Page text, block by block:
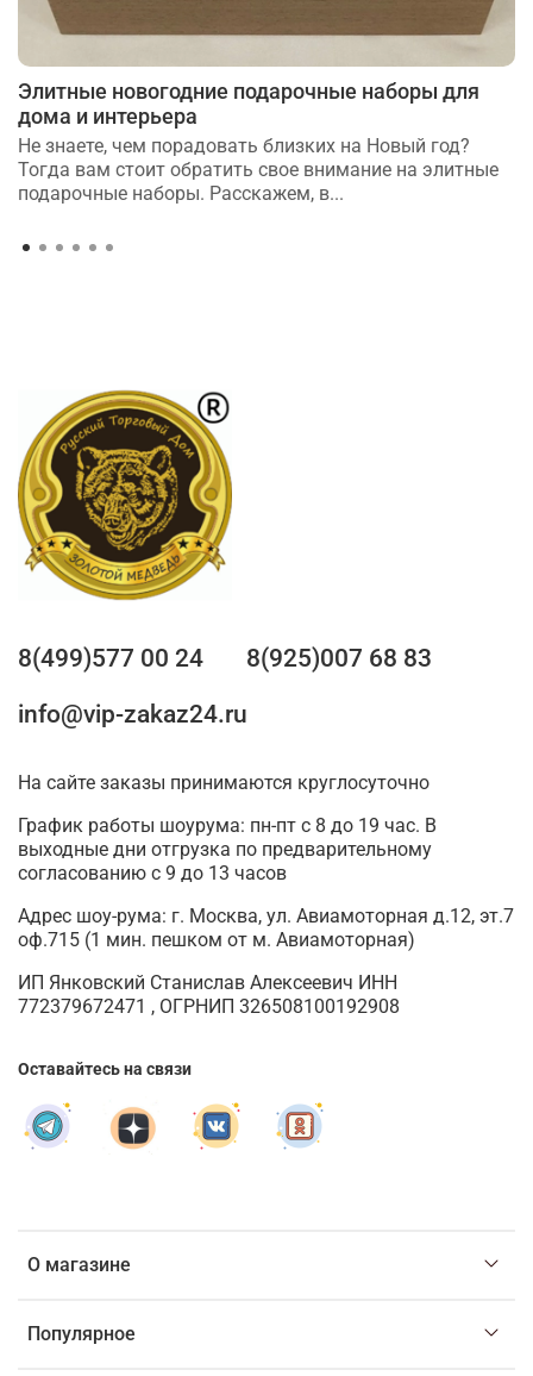
Элитные новогодние подарочные наборы для
дома и интерьера
Не знаете, чем порадовать близких на Новый год?
Тогда вам стоит обратить свое внимание на элитные
подарочные наборы. Расскажем, в...
О магазине
Популярное
8(499)577 00 24
8(925)007 68 83
info@vip-zakaz24.ru
На сайте заказы принимаются круглосуточно
График работы шоурума: пн-пт с 8 до 19 час. В
выходные дни отгрузка по предварительному
согласованию с 9 до 13 часов
Адрес шоу-рума: г. Москва, ул. Авиамоторная д.12, эт.7
оф.715 (1 мин. пешком от м. Авиамоторная)
ИП Янковский Станислав Алексеевич ИНН
772379672471 , ОГРНИП 326508100192908
Оставайтесь на связи